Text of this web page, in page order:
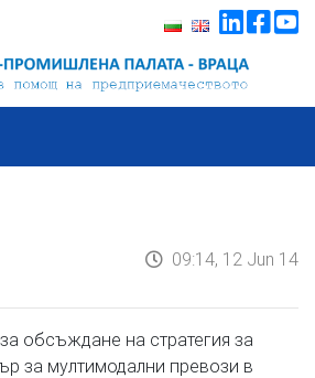
09:14, 12 Jun 14
обсъждане на стратегия за
за мултимодални превози в